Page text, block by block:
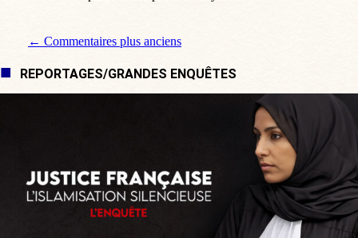
Navigation de commentaire
← Commentaires plus anciens
REPORTAGES/GRANDES ENQUÊTES